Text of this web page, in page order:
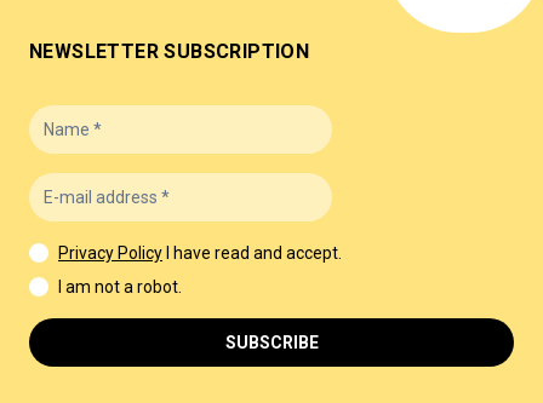
NEWSLETTER SUBSCRIPTION
Privacy Policy
I have read and accept.
I am not a robot.
SUBSCRIBE